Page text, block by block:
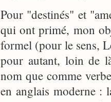
Pour "destinés" et
qui ont primé, mon
formel (pour le sens,
pour autant, loin de
nom que comme
en anglais moderne :